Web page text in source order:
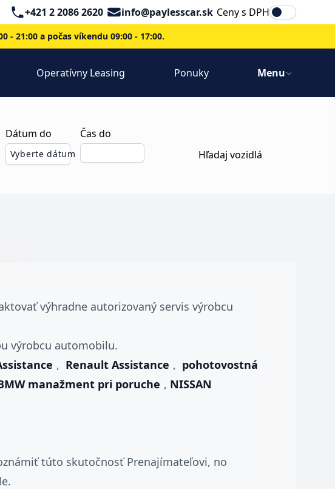
Telephone
+421 2 2086 2620 Emailinfo@paylesscar.sk Ceny s DPH
- 21:00 a počas víkendu 09:00 - 17:00.
Operatívny Leasing Ponuky Menu
Dátum do
Vyberte dátum
Čas do
Hľadaj vozidlá
výhradne autorizovaný servis výrobcu
výrobcu automobilu.
, Renault Assistance , pohotovostná
manažment pri poruche , NISSAN
túto skutočnosť Prenajímateľovi, no